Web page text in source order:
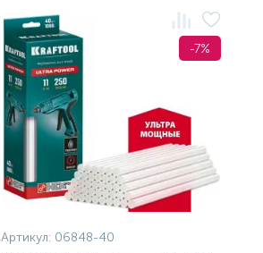
-7%
Артикул: 06848-40